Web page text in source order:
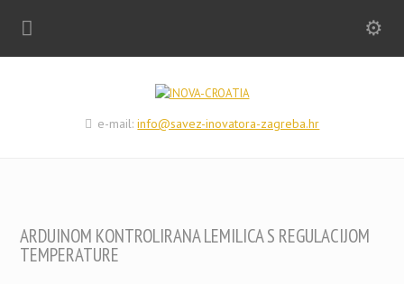
e-mail:info@savez-inovatora-zagreba.hr
ARDUINOM KONTROLIRANA LEMILICA S REGULACIJOM
TEMPERATURE